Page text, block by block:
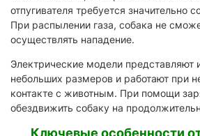
отпугивателя требуется значительно
При распылении газа, собака не
осуществлять нападение.
Электрические модели представляют
небольших размеров и работают при
контакте с животным. При помощи
обездвижить собаку на
Ключевые особенности